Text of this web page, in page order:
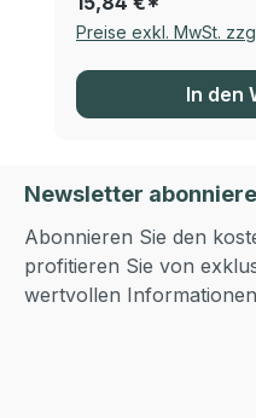
Preise exkl. MwSt.
In den
Newsletter
Abonnieren Sie den
profitieren Sie von
wertvollen